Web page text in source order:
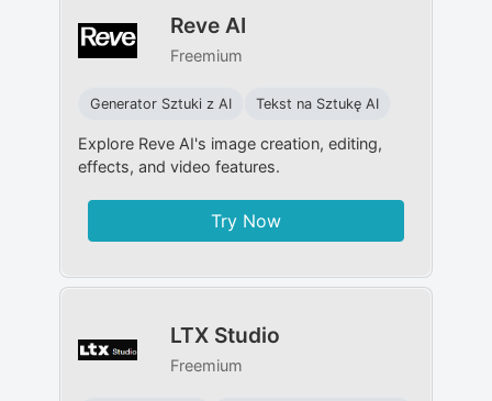
Reve AI
Freemium
Generator Sztuki z AI Tekst na Sztukę AI
Explore Reve AI's image creation, editing,
effects, and video features.
Try Now
LTX Studio
Freemium